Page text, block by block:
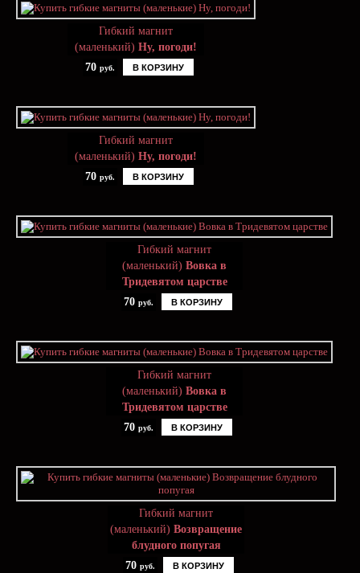
Гибкий магнит
(маленький) Ну, погоди!
70 руб. В КОРЗИНУ
Гибкий магнит
(маленький) Ну, погоди!
70 руб. В КОРЗИНУ
Гибкий магнит
(маленький) Вовка в
Тридевятом царстве
70 руб. В КОРЗИНУ
Гибкий магнит
(маленький) Вовка в
Тридевятом царстве
70 руб. В КОРЗИНУ
Гибкий магнит
(маленький) Возвращение
блудного попугая
70 руб. В КОРЗИНУ